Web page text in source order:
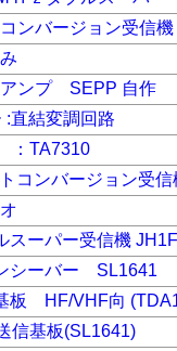
ンバージョン受信機
アンプ SEPP 自作
:直結変調回路
：TA7310
コンバージョン受
スーパー受信機
シーバー SL1641
板 HF/VHF向
信基板(SL1641)